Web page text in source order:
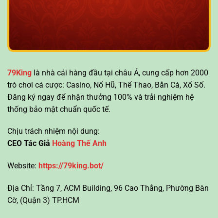
79King là nhà cái hàng đầu tại châu Á, cung cấp hơn 2000
trò chơi cá cược: Casino, Nổ Hũ, Thể Thao, Bắn Cá, Xổ Số.
Đăng ký ngay để nhận thưởng 100% và trải nghiệm hệ
thống bảo mật chuẩn quốc tế.
Chịu trách nhiệm nội dung:
CEO Tác Giả Hoàng Thế Anh
Website: https://79king.bot/
Địa Chỉ: Tầng 7, ACM Building, 96 Cao Thắng, Phường Bàn
Cờ, (Quận 3) TP.HCM